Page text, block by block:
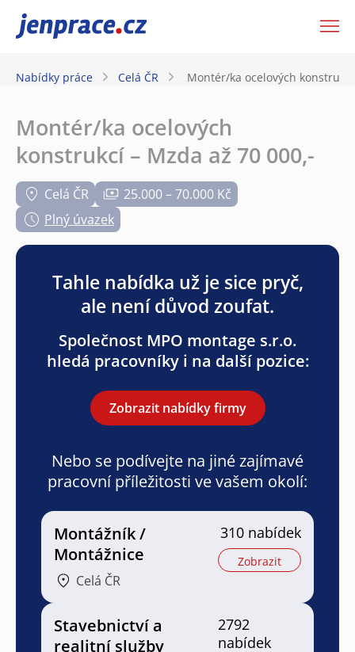
JenPráce.cz
Nabídky práce Celá ČR Montér/ka ocelových
Montér/ka ocelových
konstrukcí – Mzda až 70 000,-
Celá ČR
25.000 – 70.000 Kč
Plný úvazek
Tahle nabídka už je sice pryč,
ale není důvod zoufat.
Společnost MPO montage s.r.o.
hledá pracovníky i na další pozice:
Zobrazit nabídky firmy
Nebo se podívejte na jiné zajímavé
pracovní příležitosti ve vašem okolí:
Montážník /
Montážnice
Celá ČR
310 nabídek
Zobrazit
Stavebnictví a
realitní služby
2792
nabídek